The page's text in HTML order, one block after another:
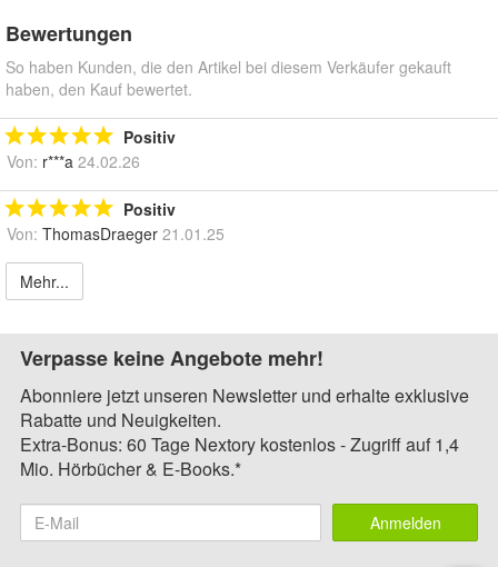
Bewertungen
So haben Kunden, die den Artikel bei diesem Verkäufer gekauft
haben, den Kauf bewertet.
Positiv
Von: r***a 24.02.26
Positiv
Von: ThomasDraeger 21.01.25
Mehr...
Verpasse keine Angebote mehr!
Abonniere jetzt unseren Newsletter und erhalte exklusive
Rabatte und Neuigkeiten.
Extra-Bonus: 60 Tage Nextory kostenlos - Zugriff auf 1,4
Mio. Hörbücher & E-Books.*
Anmelden